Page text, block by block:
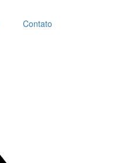
Contato